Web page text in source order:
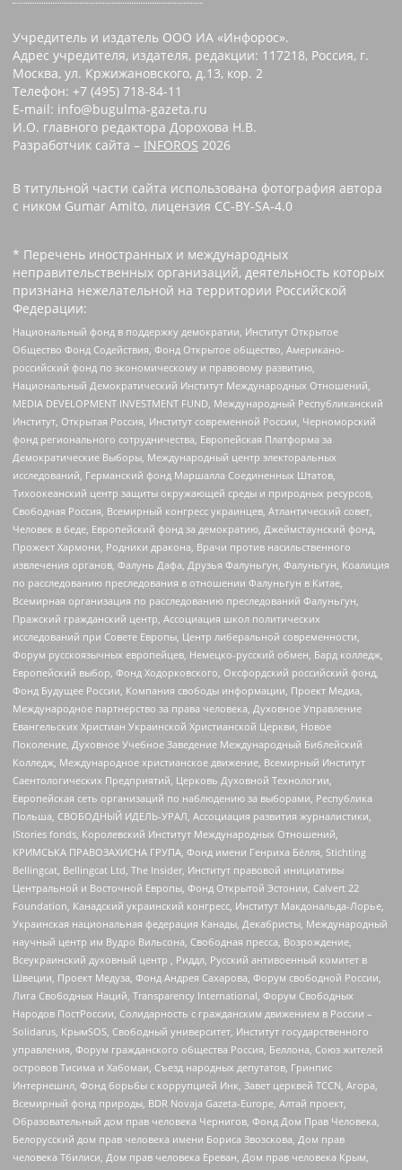
Учредитель и издатель ООО ИА «Инфорос».
Адрес учредителя, издателя, редакции: 117218, Россия, г.
Москва, ул. Кржижановского, д.13, кор. 2
Телефон: +7 (495) 718-84-11
E-mail: info@bugulma-gazeta.ru
И.О. главного редактора Дорохова Н.В.
Разработчик сайта – INFOROS 2026
В титульной части сайта использована фотография автора
с ником Gumar Amito, лицензия CC-BY-SA-4.0
* Перечень иностранных и международных
неправительственных организаций, деятельность которых
признана нежелательной на территории Российской
Федерации:
Национальный фонд в поддержку демократии, Институт Открытое
Общество Фонд Содействия, Фонд Открытое общество, Американо-
российский фонд по экономическому и правовому развитию,
Национальный Демократический Институт Международных Отношений,
MEDIA DEVELOPMENT INVESTMENT FUND, Международный Республиканский
Институт, Открытая Россия, Институт современной России, Черноморский
фонд регионального сотрудничества, Европейская Платформа за
Демократические Выборы, Международный центр электоральных
исследований, Германский фонд Маршалла Соединенных Штатов,
Тихоокеанский центр защиты окружающей среды и природных ресурсов,
Свободная Россия, Всемирный конгресс украинцев, Атлантический совет,
Человек в беде, Европейский фонд за демократию, Джеймстаунский фонд,
Прожект Хармони, Родники дракона, Врачи против насильственного
извлечения органов, Фалунь Дафа, Друзья Фалуньгун, Фалуньгун, Коалиция
по расследованию преследования в отношении Фалуньгун в Китае,
Всемирная организация по расследованию преследований Фалуньгун,
Пражский гражданский центр, Ассоциация школ политических
исследований при Совете Европы, Центр либеральной современности,
Форум русскоязычных европейцев, Немецко-русский обмен, Бард колледж,
Европейский выбор, Фонд Ходорковского, Оксфордский российский фонд,
Фонд Будущее России, Компания свободы информации, Проект Медиа,
Международное партнерство за права человека, Духовное Управление
Евангельских Христиан Украинской Христианской Церкви, Новое
Поколение, Духовное Учебное Заведение Международный Библейский
Колледж, Международное христианское движение, Всемирный Институт
Саентологических Предприятий, Церковь Духовной Технологии,
Европейская сеть организаций по наблюдению за выборами, Республика
Польша, СВОБОДНЫЙ ИДЕЛЬ-УРАЛ, Ассоциация развития журналистики,
IStories fonds, Королевский Институт Международных Отношений,
КРИМСЬКА ПРАВОЗАХИСНА ГРУПА, Фонд имени Генриха Бёлля, Stichting
Bellingcat, Bellingcat Ltd, The Insider, Институт правовой инициативы
Центральной и Восточной Европы, Фонд Открытой Эстонии, Calvert 22
Foundation, Канадский украинский конгресс, Институт Макдональда-Лорье,
Украинская национальная федерация Канады, Декабристы, Международный
научный центр им Вудро Вильсона, Свободная пресса, Возрождение,
Всеукраинский духовный центр , Риддл, Русский антивоенный комитет в
Швеции, Проект Медуза, Фонд Андрея Сахарова, Форум свободной России,
Лига Свободных Наций, Transparеncy International, Форум Свободных
Народов ПостРоссии, Солидарность с гражданским движением в России –
Solidarus, КрымSOS, Свободный университет, Институт государственного
управления, Форум гражданского общества Россия, Беллона, Союз жителей
островов Тисима и Хабомаи, Съезд народных депутатов, Гринпис
Интернешнл, Фонд борьбы с коррупцией Инк, Завет церквей TCCN, Агора,
Всемирный фонд природы, BDR Novaja Gazeta-Europe, Алтай проект,
Образовательный дом прав человека Чернигов, Фонд Дом Прав Человека,
Белорусский дом прав человека имени Бориса Звозскова, Дом прав
человека Тбилиси, Дом прав человека Ереван, Дом прав человека Крым,